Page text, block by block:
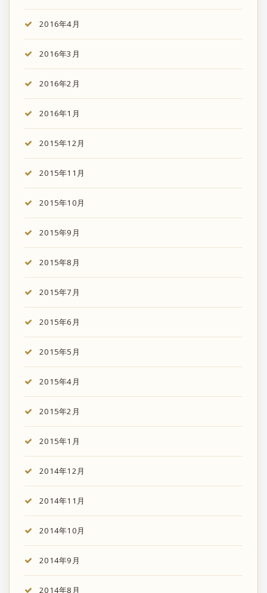
2016年4月
2016年3月
2016年2月
2016年1月
2015年12月
2015年11月
2015年10月
2015年9月
2015年8月
2015年7月
2015年6月
2015年5月
2015年4月
2015年2月
2015年1月
2014年12月
2014年11月
2014年10月
2014年9月
2014年8月